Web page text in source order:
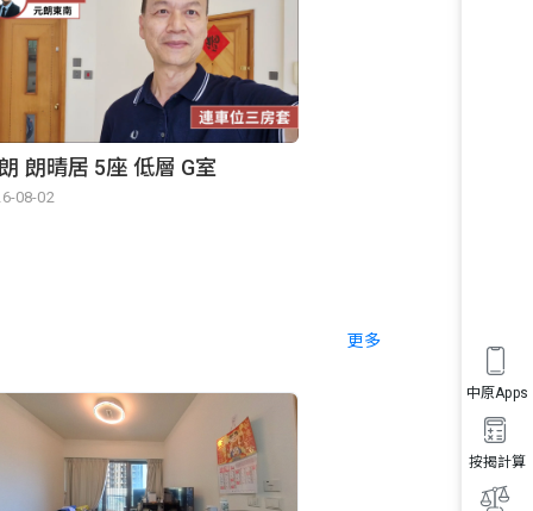
按揭計算
中原Apps
朗晴居 5座 低層 G室
08-02
更多